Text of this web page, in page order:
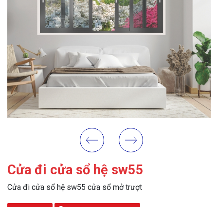
Cửa đi cửa sổ hệ sw55
Cửa đi cửa sổ hệ sw55 cửa sổ mở trượt